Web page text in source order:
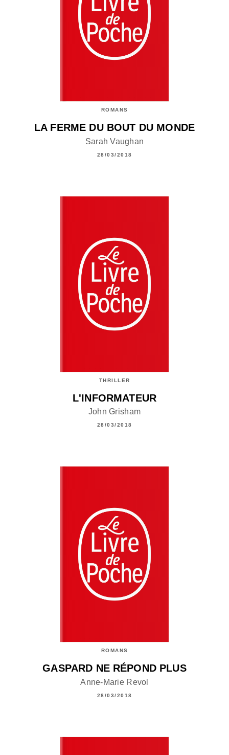
ROMANS
LA FERME DU BOUT DU MONDE
Sarah Vaughan
28/03/2018
THRILLER
L'INFORMATEUR
John Grisham
28/03/2018
ROMANS
GASPARD NE RÉPOND PLUS
Anne-Marie Revol
28/03/2018